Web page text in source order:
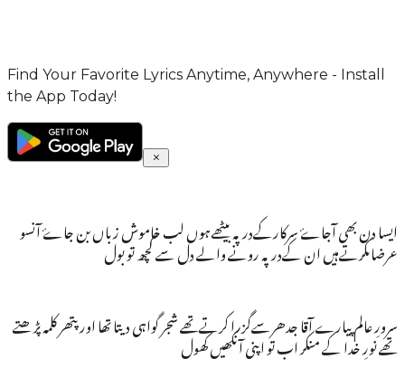
Find Your Favorite Lyrics Anytime, Anywhere - Install
the App Today!
ایسا دن بھی آجاۓ سرکارکےدرپہ بیٹھےہوں لب خاموش زباں بن جاۓ آنسو
عرضاںکرتےہیں ان کےدرپہ رونے والے دل سے کچھ تو بول
سرورِ عالم پیارے آقا جدھرسےگزرا کرتےتھے شجر گواہی دیتا تھا اور پتھر کلمہ پڑھتے
تھے نورِ خدا کے منکر اب تو اپنی آنکھیں کھول